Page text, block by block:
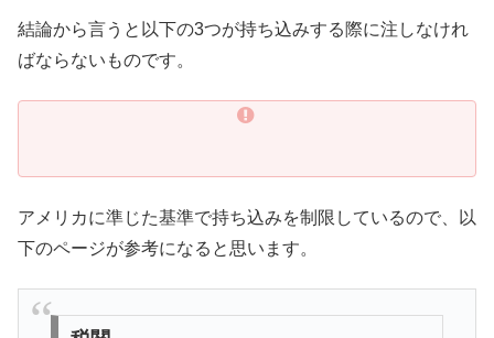
結論から言うと以下の3つが持ち込みする際に注しなけれ
ばならないものです。
アメリカに準じた基準で持ち込みを制限しているので、以
下のページが参考になると思います。